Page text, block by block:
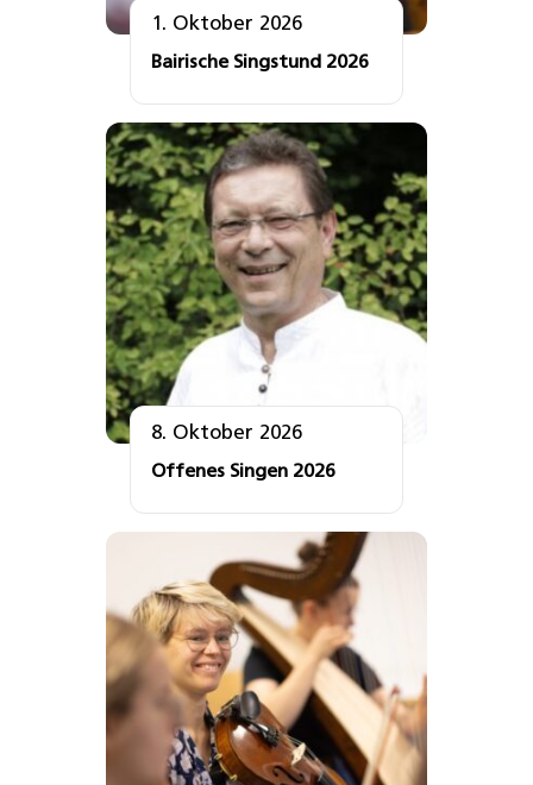
1. Oktober 2026
Bairische Singstund 2026
8. Oktober 2026
Offenes Singen 2026